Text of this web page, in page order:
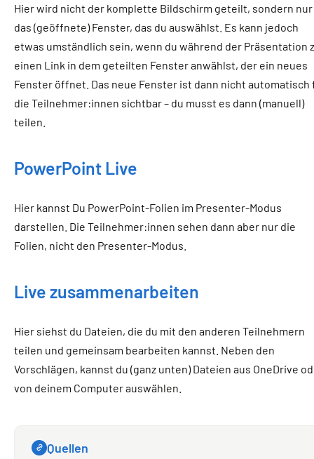
Hier wird nicht der komplette Bildschirm geteilt, sondern nur
das (geöffnete) Fenster, das du auswählst. Es kann jedoch
etwas umständlich sein, wenn du während der Präsentation
einen Link in dem geteilten Fenster anwählst, der ein neues
Fenster öffnet. Das neue Fenster ist dann nicht automatisch
die Teilnehmer:innen sichtbar – du musst es dann (manuell)
teilen.
PowerPoint Live
Hier kannst Du PowerPoint-Folien im Presenter-Modus
darstellen. Die Teilnehmer:innen sehen dann aber nur die
Folien, nicht den Presenter-Modus.
Live zusammenarbeiten
Hier siehst du Dateien, die du mit den anderen Teilnehmern
teilen und gemeinsam bearbeiten kannst. Neben den
Vorschlägen, kannst du (ganz unten) Dateien aus OneDrive
von deinem Computer auswählen.
Quellen